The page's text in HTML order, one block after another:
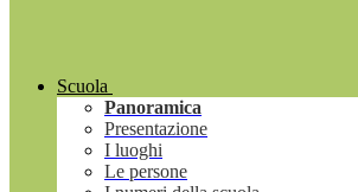
Scuola
Panoramica
Presentazione
I luoghi
Le persone